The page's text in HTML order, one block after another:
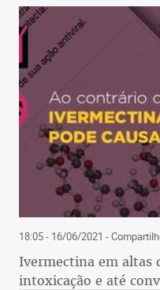
18:05 - 16/06/2021 -
Ivermectina em altas
intoxicação e até